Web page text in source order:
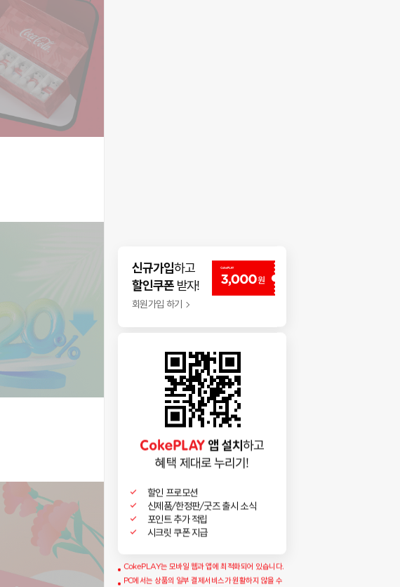
신규가입하고
할인쿠폰 받자!
회원가입 하기
앱 설치 하고
혜택 제대로 누리기!
할인 프로모션
신제품/한정판/굿즈 출시 소식
포인트 추가 적립
시크릿 쿠폰 지급
CokePLAY는 모바일 웹과 앱에 최적화되어 있습니다.
PC에서는 상품의 일부 결제서비스가 원활하지 않을 수